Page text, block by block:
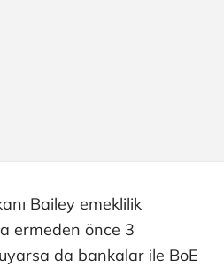
Bailey emeklilik
ermeden önce 3
da bankalar ile BoE